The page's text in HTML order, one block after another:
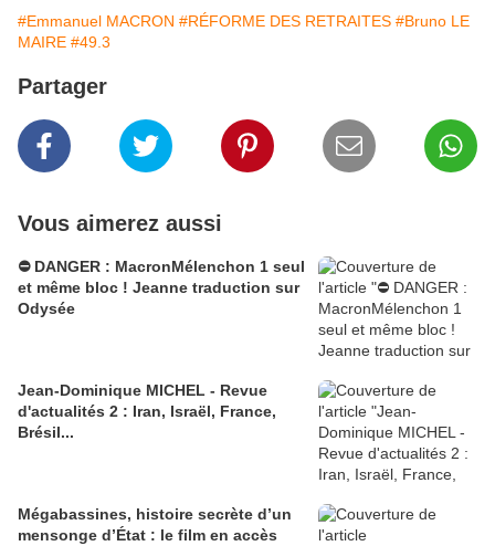
#Emmanuel MACRON #RÉFORME DES RETRAITES #Bruno LE
MAIRE #49.3
Partager
Vous aimerez aussi
⛔️ DANGER : MacronMélenchon 1 seul
et même bloc ! Jeanne traduction sur
Odysée
Jean-Dominique MICHEL - Revue
d'actualités 2 : Iran, Israël, France,
Brésil...
Mégabassines, histoire secrète d’un
mensonge d’État : le film en accès